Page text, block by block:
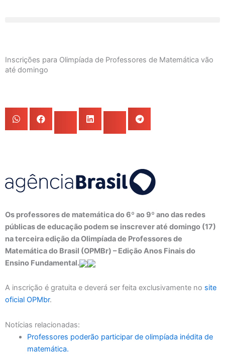
Inscrições para Olimpíada de Professores de Matemática vão
até domingo
Os professores de matemática do 6º ao 9º ano das redes
públicas de educação podem se inscrever até domingo (17)
na terceira edição da Olimpíada de Professores de
Matemática do Brasil (OPMBr) – Edição Anos Finais do
Ensino Fundamental.
A inscrição é gratuita e deverá ser feita exclusivamente no site
oficial OPMbr.
Notícias relacionadas:
Professores poderão participar de olimpíada inédita de
matemática.